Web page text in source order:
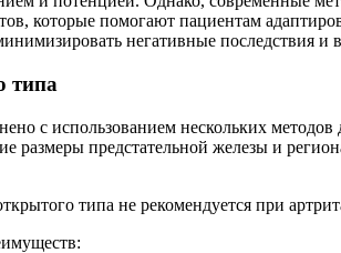
которые помогают пациентам
негативные последствия и
типа
с использованием нескольких
размеры предстательной железы и
типа не рекомендуется при